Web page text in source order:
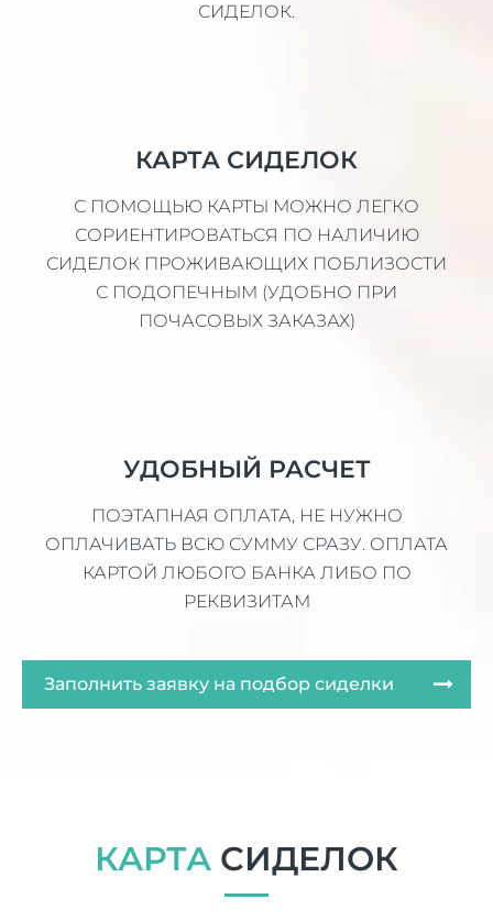
СИДЕЛОК.
КАРТА СИДЕЛОК
С ПОМОЩЬЮ КАРТЫ МОЖНО ЛЕГКО
СОРИЕНТИРОВАТЬСЯ ПО НАЛИЧИЮ
СИДЕЛОК ПРОЖИВАЮЩИХ ПОБЛИЗОСТИ
С ПОДОПЕЧНЫМ (УДОБНО ПРИ
ПОЧАСОВЫХ ЗАКАЗАХ)
УДОБНЫЙ РАСЧЕТ
ПОЭТАПНАЯ ОПЛАТА, НЕ НУЖНО
ОПЛАЧИВАТЬ ВСЮ СУММУ СРАЗУ. ОПЛАТА
КАРТОЙ ЛЮБОГО БАНКА ЛИБО ПО
РЕКВИЗИТАМ
Заполнить заявку на подбор сиделки
КАРТА СИДЕЛОК